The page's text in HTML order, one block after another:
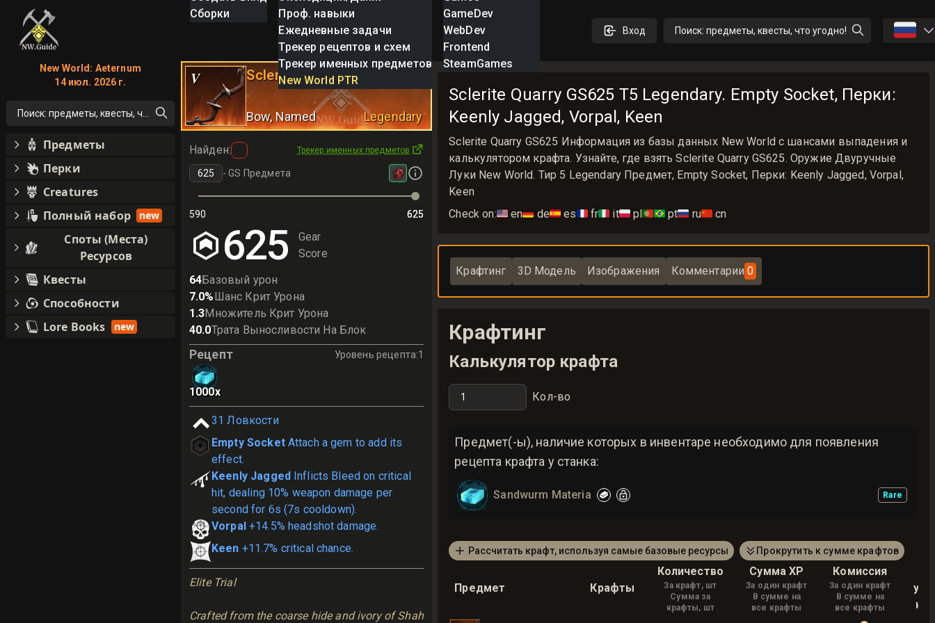
Сборки
Проф. навыки
Ежедневные задачи
Трекер рецептов и схем
Трекер именных предметов
New World PTR
GameDev
WebDev
Frontend
SteamGames
Вход Поиск: предметы, квесты, что угодно! 🇷🇺
V Sclerite Quarry
Bow, Named Legendary
Найден: Трекер именных предметов
-GS Предмета
590 625
625
625
Gear
Score
64Базовый урон
7.0%Шанс Крит Урона
1.3Множитель Крит Урона
40.0Трата Выносливости На Блок
Рецепт Уровень рецепта:1
1000x
31 Ловкости
Empty Socket Attach a gem to add its
effect.
Keenly Jagged Inflicts Bleed on critical
hit, dealing 10% weapon damage per
second for 6s (7s cooldown).
Vorpal +14.5% headshot damage.
Keen +11.7% critical chance.
Elite Trial
Crafted from the coarse hide and ivory of Shah
Sclerite Quarry GS625 T5 Legendary. Empty Socket, Перки:
Keenly Jagged, Vorpal, Keen
Sclerite Quarry GS625 Информация из базы данных New World с шансами выпадения и
калькулятором крафта. Узнайте, где взять Sclerite Quarry GS625. Оружие Двуручные
Луки New World. Тир 5 Legendary Предмет, Empty Socket, Перки: Keenly Jagged, Vorpal,
Keen
Check on:🇺🇸 en🇩🇪 de🇪🇸 es🇫🇷 fr🇮🇹 it🇵🇱 pl🇵🇹🇧🇷 pt🇷🇺 ru🇨🇳 cn
Крафтинг 3D Модель Изображения Комментарии 0
Крафтинг
Калькулятор крафта
Кол-во
Предмет(-ы), наличие которых в инвентаре необходимо для появления
рецепта крафта у станка:
Sandwurm Materia Rare
Рассчитать крафт, используя самые базовые ресурсы Прокрутить к сумме крафтов
Предмет Крафты
Количество
За крафт, шт
Сумма за
крафты, шт
Сумма XP
За один крафт
В сумме на
все крафты
Комиссия
За один крафт
В сумме на
все крафты
New World: Aeternum
14 июл. 2026 г.
Поиск: предметы, квесты, что угодно!
Предметы
Перки
Creatures
Полный набор
new
Споты (Места)
Ресурсов
Квесты
Способности
Lore Books
new